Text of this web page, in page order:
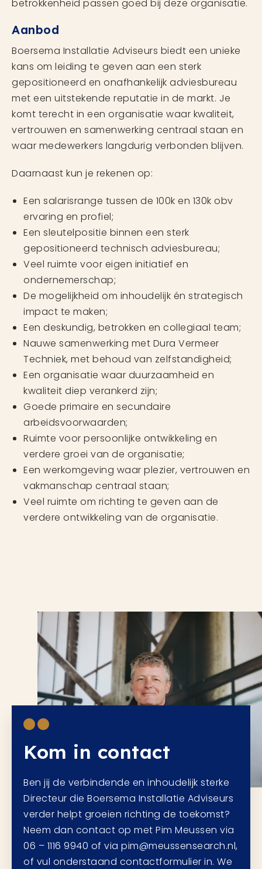
betrokkenheid passen goed bij deze organisatie.
Aanbod
Boersema Installatie Adviseurs biedt een unieke
kans om leiding te geven aan een sterk
gepositioneerd en onafhankelijk adviesbureau
met een uitstekende reputatie in de markt. Je
komt terecht in een organisatie waar kwaliteit,
vertrouwen en samenwerking centraal staan en
waar medewerkers langdurig verbonden blijven.
Daarnaast kun je rekenen op:
Een salarisrange tussen de 100k en 130k obv
ervaring en profiel;
Een sleutelpositie binnen een sterk
gepositioneerd technisch adviesbureau;
Veel ruimte voor eigen initiatief en
ondernemerschap;
De mogelijkheid om inhoudelijk én strategisch
impact te maken;
Een deskundig, betrokken en collegiaal team;
Nauwe samenwerking met Dura Vermeer
Techniek, met behoud van zelfstandigheid;
Een organisatie waar duurzaamheid en
kwaliteit diep verankerd zijn;
Goede primaire en secundaire
arbeidsvoorwaarden;
Ruimte voor persoonlijke ontwikkeling en
verdere groei van de organisatie;
Een werkomgeving waar plezier, vertrouwen en
vakmanschap centraal staan;
Veel ruimte om richting te geven aan de
verdere ontwikkeling van de organisatie.
Kom in contact
Ben jij de verbindende en inhoudelijk sterke
Directeur die Boersema Installatie Adviseurs
verder helpt groeien richting de toekomst?
Neem dan contact op met Pim Meussen via
06 – 1116 9940 of via pim@meussensearch.nl,
of vul onderstaand contactformulier in. We